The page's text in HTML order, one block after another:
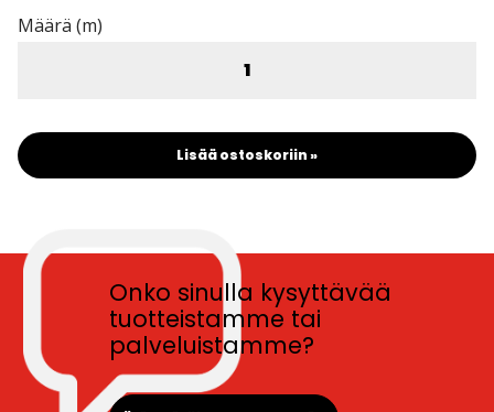
Määrä (m)
Lisää ostoskoriin »
Onko sinulla kysyttävää
tuotteistamme tai
palveluistamme?